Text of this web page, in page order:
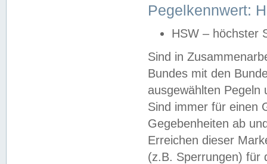
Pegelkennwert:
HSW – höchster
Sind in
Bundes mit den
ausgewählten
Sind immer für einen
Gegebenheiten ab
Erreichen dieser
(z.B. Sperrungen) für